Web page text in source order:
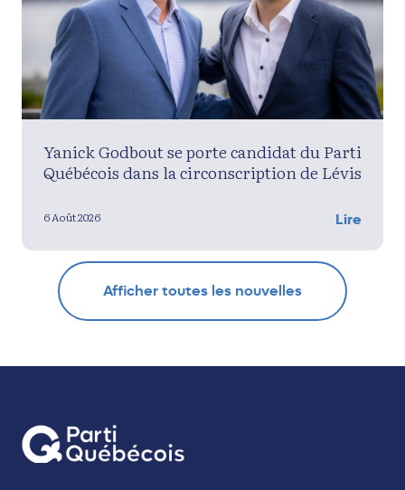
Yanick Godbout se porte candidat du Parti
Québécois dans la circonscription de Lévis
6 Août 2026 Lire
Afficher toutes les nouvelles